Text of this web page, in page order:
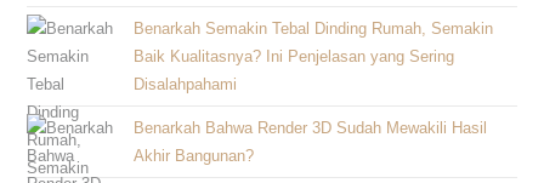
Benarkah Semakin Tebal Dinding Rumah, Semakin
Baik Kualitasnya? Ini Penjelasan yang Sering
Disalahpahami
Benarkah Bahwa Render 3D Sudah Mewakili Hasil
Akhir Bangunan?